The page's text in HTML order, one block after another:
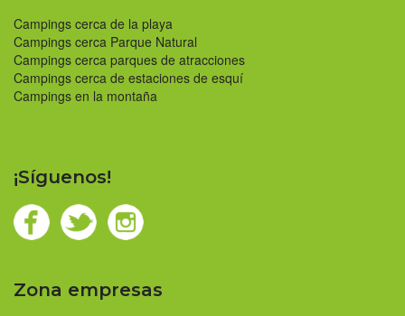
Campings cerca de la playa
Campings cerca Parque Natural
Campings cerca parques de atracciones
Campings cerca de estaciones de esquí
Campings en la montaña
¡Síguenos!
Zona empresas